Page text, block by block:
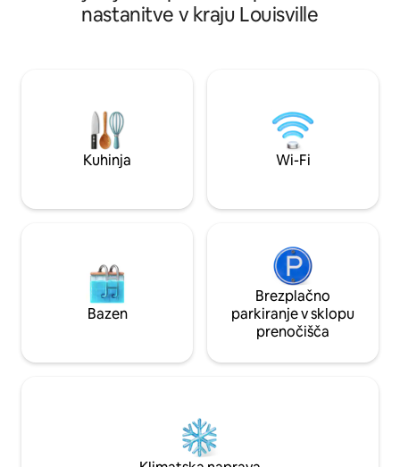
zgodovinski prostor je v nasprotju z
deluxe detajli, vključno z 2 metra veliko
kratek in srednji najem kot izvršilno
bila z ljubeznijo obnovljena kot razkošno
stanovanje z vrhunskimi zaključki, hkrati
vstopite skozi hodnik, kjer je poseben
popolnoma novimi napravami in 50-
palčnim pametnim televizorjem 4K.
Drsna vrata skednja ločujejo spalnico,
kjer boste našli tudi veliko garderobno
ležišče v velikosti kraljice. Goste bomo
bomo v bližini za vse dodatne potrebe.
Cherokee Triangle je ena najbolj
vključuje polno
pogledom na ribnik
starinska
vas bodo sprejeli
prenočišče s
nastanitve v kraju Louisville
Kuhinja Wi-Fi
Bazen
Brezplačno
parkiranje v sklopu
prenočišča